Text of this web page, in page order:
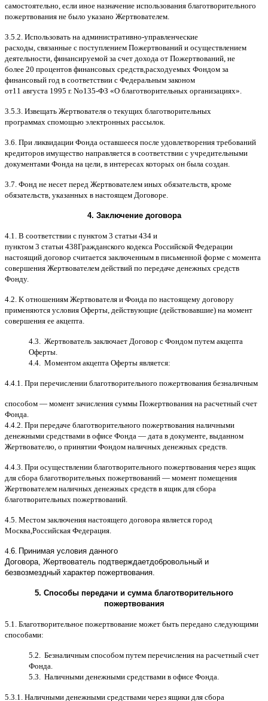
самостоятельно если иное назначение использования благотворительного
пожертвования не было указано Жертвователем
3.5.2. Использовать на административно-управленческие
расходы связанные с поступлением Пожертвований и осуществлением
деятельности финансируемой за счет дохода от Пожертвований не
более 20 процентов финансовых средств расходуемых Фондом за
финансовый год в соответствии с Федеральным законом
от11 августа 1995 г. No135-ФЗ «О благотворительных организациях».
3.5.3. Извещать Жертвователя o текущих благотворительных
программах cпомощью электронных рассылок
3.6. При ликвидации Фонда оставшееся после удовлетворения требований
кредиторов имущество направляется в соответствии с учредительными
документами Фонда на цели в интересах которых он была создан
3.7. Фонд не несет перед Жертвователем иных обязательств кроме
обязательств указанных в настоящем Договоре
4. Заключение договора
4.1. B соответствии с пунктом 3 статьи 434 и
пунктом 3 статьи 438Гражданского кодекса Российской Федерации
настоящий договор считается заключенным в письменной форме c момента
совершения Жертвователем действий по передаче денежных средств
Фонду.
4.2. K отношениям Жертвователя и Фонда по настоящему договору
применяются условия Оферты действующие (действовавшие) на момент
совершения ее акцепта
4.3. Жертвователь заключает Договор c Фондом путем акцепта
Оферты
4.4. Моментом акцепта Оферты является:
4.4.1. При перечислении благотворительного пожертвования безналичным
способом — момент зачисления суммы Пожертвования на расчетный счет
Фонда
4.4.2. При передаче благотворительного пожертвования наличными
денежными средствами в офисе Фонда — дата в документе выданном
Жертвователю o принятии Фондом наличных денежных средств
4.4.3. При осуществлении благотворительного пожертвования через ящик
для сбора благотворительных пожертвований — момент помещения
Жертвователем наличных денежных средств в ящик для сбора
благотворительных пожертвований
4.5. Местом заключения настоящего договора является город
Москва Российская Федерация
4. 6 Принимая условия данного
Договора, Жертвователь подтверждаетдобровольный и
безвозмездный характер пожертвования
5. Способы передачи и сумма благотворительного
пожертвования
5.1. Благотворительное пожертвование может быть передано следующими
способами:
5.2. Безналичным способом путем перечисления на расчетный счет
Фонда
5.3. Наличными денежными средствами в офисе Фонда
5.3.1. Наличными денежными средствами через ящики для сбора